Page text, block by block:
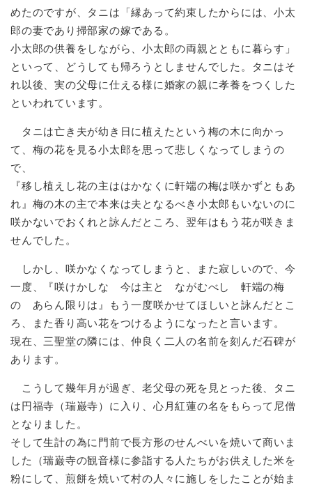
めたのですが、タニは「縁あって約束したからには、小太
郎の妻であり掃部家の嫁である。
小太郎の供養をしながら、小太郎の両親とともに暮らす」
といって、どうしても帰ろうとしませんでした。タニはそ
れ以後、実の父母に仕える様に婚家の親に孝養をつくした
といわれています。
タニは亡き夫が幼き日に植えたという梅の木に向かっ
て、梅の花を見る小太郎を思って悲しくなってしまうの
で、
『移し植えし花の主ははかなくに軒端の梅は咲かずともあ
れ』梅の木の主で本来は夫となるべき小太郎もいないのに
咲かないでおくれと詠んだところ、翌年はもう花が咲きま
せんでした。
しかし、咲かなくなってしまうと、また寂しいので、今
一度、『咲けかしな 今は主と ながむべし 軒端の梅
の あらん限りは』もう一度咲かせてほしいと詠んだとこ
ろ、また香り高い花をつけるようになったと言います。
現在、三聖堂の隣には、仲良く二人の名前を刻んだ石碑が
あります。
こうして幾年月が過ぎ、老父母の死を見とった後、タニ
は円福寺（瑞巌寺）に入り、心月紅蓮の名をもらって尼僧
となりました。
そして生計の為に門前で長方形のせんべいを焼いて商いま
した（瑞巌寺の観音様に参詣する人たちがお供えした米を
粉にして、煎餅を焼いて村の人々に施しをしたことが始ま